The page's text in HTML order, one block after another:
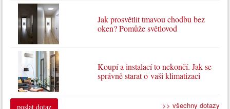
Jak prosvětlit tmavou chodbu bez
oken? Pomůže světlovod
Koupí a instalací to nekončí. Jak se
správně starat o vaši klimatizaci
poslat dotaz >> všechny dotazy